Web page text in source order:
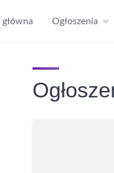
Ogłoszenia